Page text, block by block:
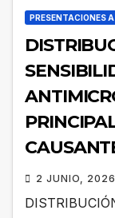
PRESENTACIONES
2 JUNIO, 2026